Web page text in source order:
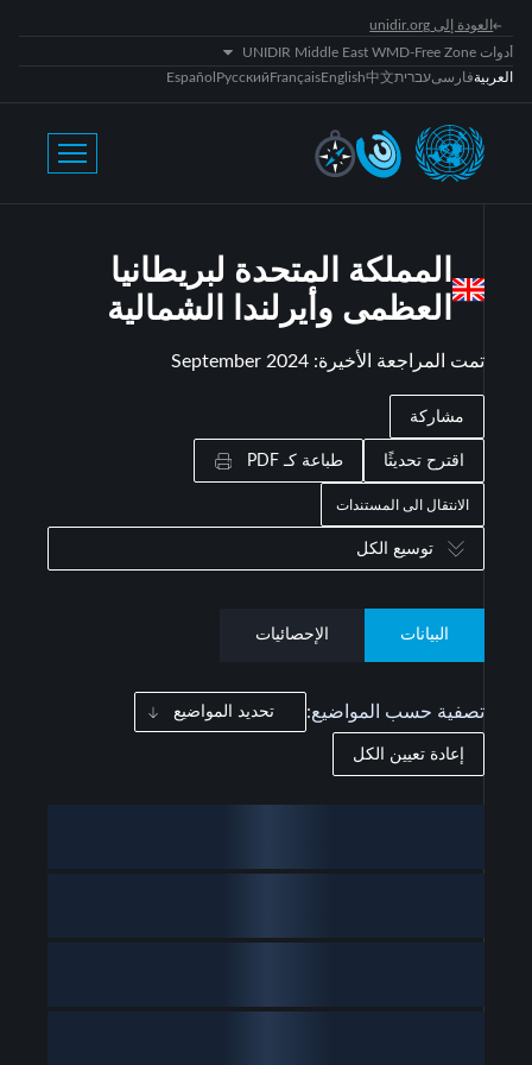
العودة إلى unidir.org
أدوات UNIDIR Middle East WMD-Free Zone
العربيةفارسیעברית中文
English
Français
Русский
Español
المملكة المتحدة لبريطانيا
العظمى وأيرلندا الشمالية
تمت المراجعة الأخيرة:
September 2024
مشاركة
اقترح تحديثًا طباعة كـ PDF
الانتقال الى المستندات
توسيع الكل
البيانات الإحصائيات
تصفية حسب المواضيع: تحديد المواضيع
إعادة تعيين الكل